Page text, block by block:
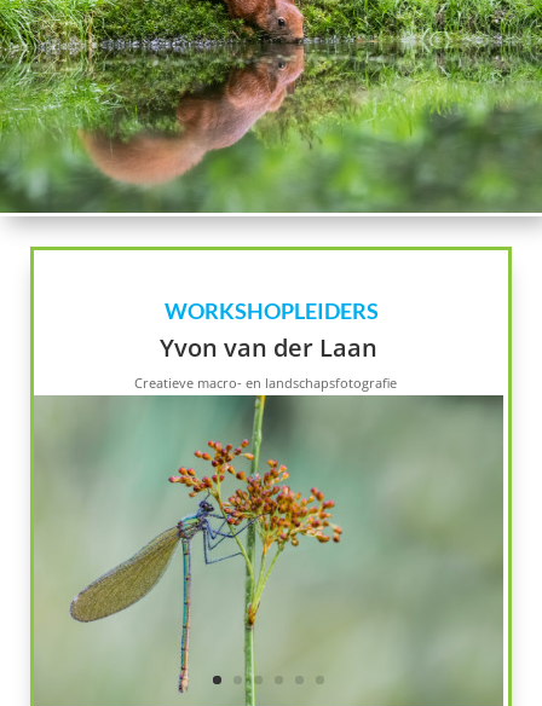
WORKSHOPLEIDERS
Yvon van der Laan
Creatieve macro- en landschapsfotografie